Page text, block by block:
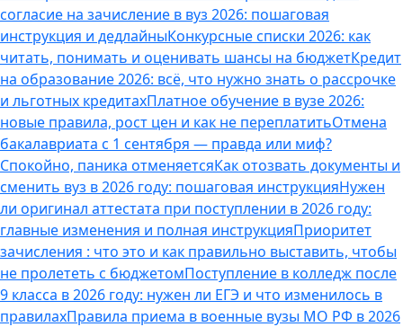
согласие на зачисление в вуз 2026: пошаговая
инструкция и дедлайныКонкурсные списки 2026: как
читать, понимать и оценивать шансы на бюджетКредит
на образование 2026: всё, что нужно знать о рассрочке
и льготных кредитахПлатное обучение в вузе 2026:
новые правила, рост цен и как не переплатитьОтмена
бакалавриата с 1 сентября — правда или миф?
Спокойно, паника отменяетсяКак отозвать документы и
сменить вуз в 2026 году: пошаговая инструкцияНужен
ли оригинал аттестата при поступлении в 2026 году:
главные изменения и полная инструкцияПриоритет
зачисления : что это и как правильно выставить, чтобы
не пролететь с бюджетомПоступление в колледж после
9 класса в 2026 году: нужен ли ЕГЭ и что изменилось в
правилахПравила приема в военные вузы МО РФ в 2026